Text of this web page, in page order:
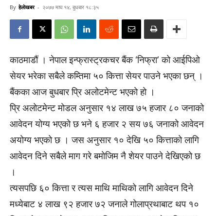
By हेलाेखबर - २०७७ माघ १४, बुधबार १८:३५
काठमाडौं । नेपाल इन्फ्रास्ट्रकचर बैंक ‘निफ्रा’ को आईपिओ
सेयर भरेका सबैले कम्तिमा ५० कित्ता सेयर पाउने भएका छन् ।
बैंकका आज बुधबार प्रि अलोटमेन्ट भएको हो ।
प्रि अलोटमेन्ट मोडल अनुसार १४ लाख ७५ हजार ८० जनाको
आवेदन योग्य भएको छ भने ६ हजार २ सय ७६ जनाको आवेदन
अयोग्य भएको छ । जस अनुसार १० देखि ५० कित्ताको लागि
आवेदन दिने सबैले माग गरे बमोजिम नै शेयर पाउने देखिएको छ
।
त्यसपछि ६० कित्ता र त्यस माथि माथिको लागि आवेदन दिने
मध्येबाट ४ लाख ९२ हजार ७२ जनाले गोलाप्रथाबाट थप १०